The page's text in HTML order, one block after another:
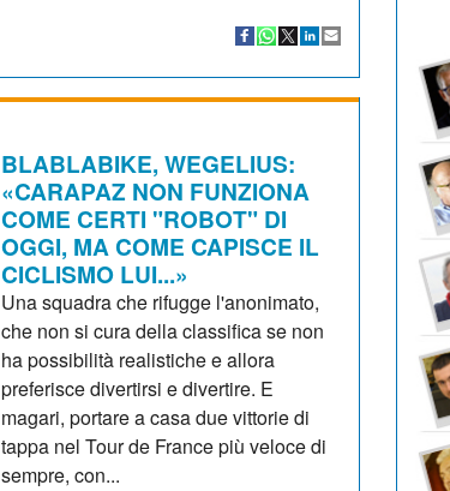
BLABLABIKE, WEGELIUS:
«CARAPAZ NON FUNZIONA
COME CERTI "ROBOT" DI
OGGI, MA COME CAPISCE IL
CICLISMO LUI...»
Una squadra che rifugge l'anonimato,
che non si cura della classifica se non
ha possibilità realistiche e allora
preferisce divertirsi e divertire. E
magari, portare a casa due vittorie di
tappa nel Tour de France più veloce di
sempre, con...